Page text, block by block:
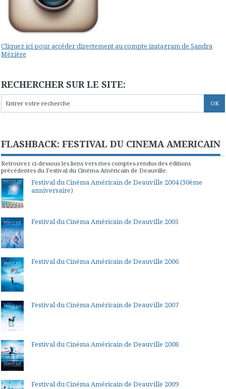
Cliquez ici pour accéder directement au compte instagram de Sandra
Mézière
RECHERCHER SUR LE SITE:
FLASHBACK: FESTIVAL DU CINEMA AMERICAIN
Retrouvez ci-dessous les liens vers mes comptes-rendus des éditions
précédentes du Festival du Cinéma Américain de Deauville.
Festival du Cinéma Américain de Deauville 2004 (30ème
anniversaire)
Festival du Cinéma Américain de Deauville 2005
Festival du Cinéma Américain de Deauville 2006
Festival du Cinéma Américain de Deauville 2007
Festival du Cinéma Américain de Deauville 2008
Festival du Cinéma Américain de Deauville 2009